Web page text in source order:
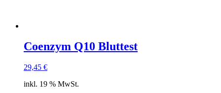
Coenzym Q10 Bluttest
29,45 €
inkl. 19 % MwSt.